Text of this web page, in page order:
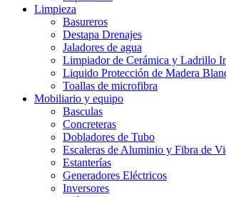
Limpieza
Basureros
Destapa Drenajes
Jaladores de agua
Limpiador de Cerámica y Ladrillo
Liquido Protección de Madera
Toallas de microfibra
Mobiliario y equipo
Basculas
Concreteras
Dobladores de Tubo
Escaleras de Aluminio y Fibra de
Estanterías
Generadores Eléctricos
Inversores